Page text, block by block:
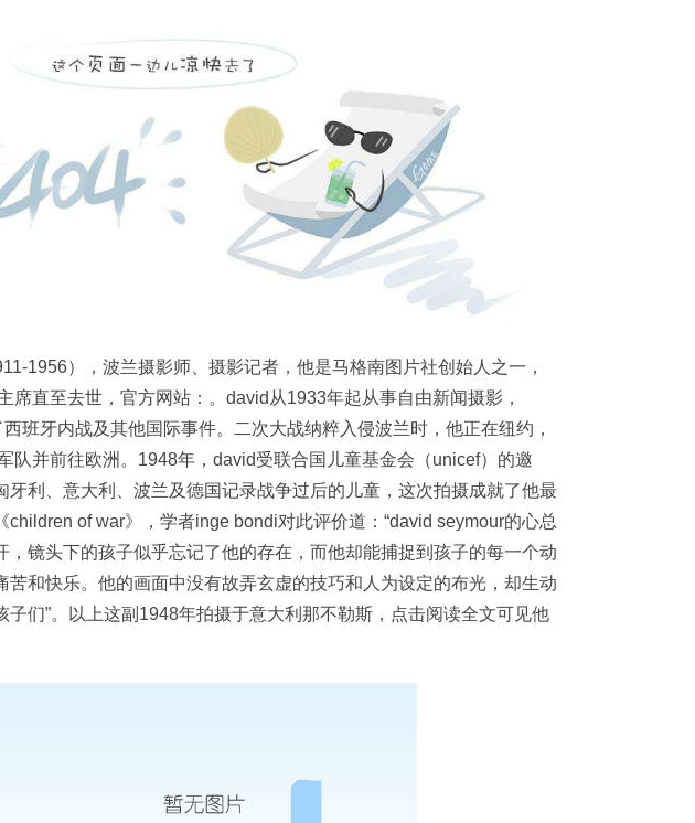
1956），波兰摄影师、摄影记者，他是马格南图片社创始人之一，
席直至去世，官方网站：。david从1933年起从事自由新闻摄影，
班牙内战及其他国际事件。二次大战纳粹入侵波兰时，他正在纽约，
队并前往欧洲。1948年，david受联合国儿童基金会（unicef）的邀
牙利、意大利、波兰及德国记录战争过后的儿童，这次拍摄成就了他最
children of war》，学者inge bondi对此评价道：“david seymour的心总
，镜头下的孩子似乎忘记了他的存在，而他却能捕捉到孩子的每一个动
苦和快乐。他的画面中没有故弄玄虚的技巧和人为设定的布光，却生动
子们”。以上这副1948年拍摄于意大利那不勒斯，点击阅读全文可见他